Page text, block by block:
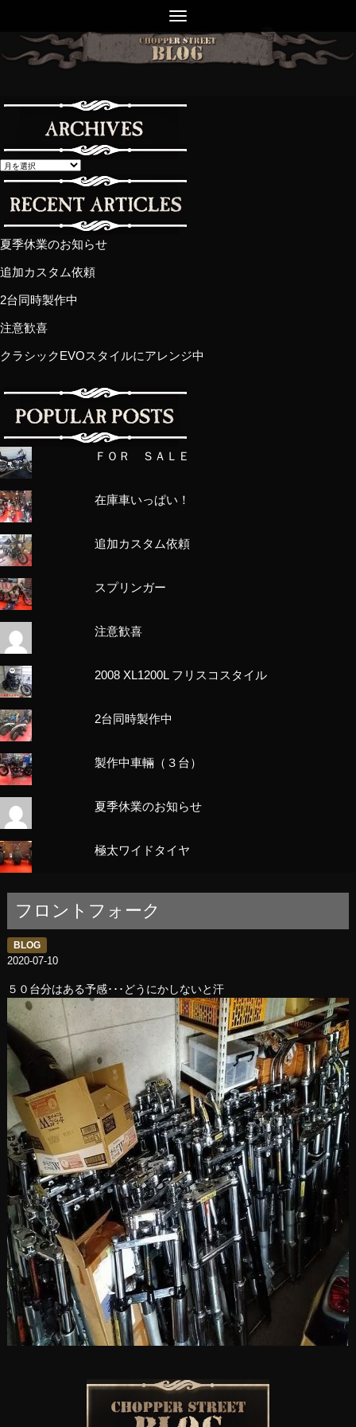
夏季休業のお知らせ
追加カスタム依頼
2台同時製作中
注意歓喜
クラシックEVOスタイルにアレンジ中
ＦＯＲ ＳＡＬＥ
在庫車いっぱい！
追加カスタム依頼
スプリンガー
注意歓喜
2008 XL1200L フリスコスタイル
2台同時製作中
製作中車輛（３台）
夏季休業のお知らせ
極太ワイドタイヤ
フロントフォーク
BLOG
2020-07-10
５０台分はある予感･･･どうにかしないと汗